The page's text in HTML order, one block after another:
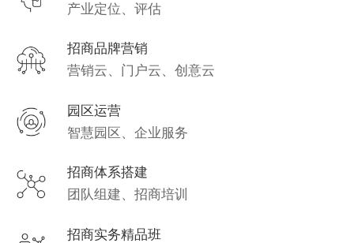
产业定位、评估
招商品牌营销
营销云、门户云、创意云
园区运营
智慧园区、企业服务
招商体系搭建
团队组建、招商培训
招商实务精品班